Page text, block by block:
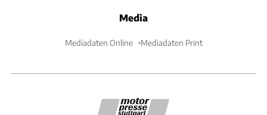
Media
Mediadaten Online Mediadaten Print